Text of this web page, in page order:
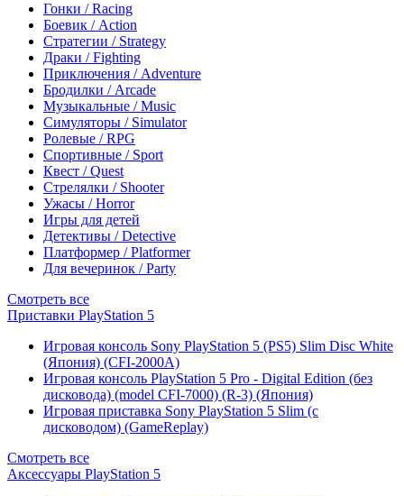
Гонки / Racing
Боевик / Action
Стратегии / Strategy
Драки / Fighting
Приключения / Adventure
Бродилки / Arcade
Музыкальные / Music
Симуляторы / Simulator
Ролевые / RPG
Спортивные / Sport
Квест / Quest
Стрелялки / Shooter
Ужасы / Horror
Игры для детей
Детективы / Detective
Платформер / Platformer
Для вечеринок / Party
Смотреть все
Приставки PlayStation 5
Игровая консоль Sony PlayStation 5 (PS5) Slim Disc White
(Япония) (CFI-2000A)
Игровая консоль PlayStation 5 Pro - Digital Edition (без
дисковода) (model CFI-7000) (R-3) (Япония)
Игровая приставка Sony PlayStation 5 Slim (с
дисководом) (GameReplay)
Смотреть все
Аксессуары PlayStation 5